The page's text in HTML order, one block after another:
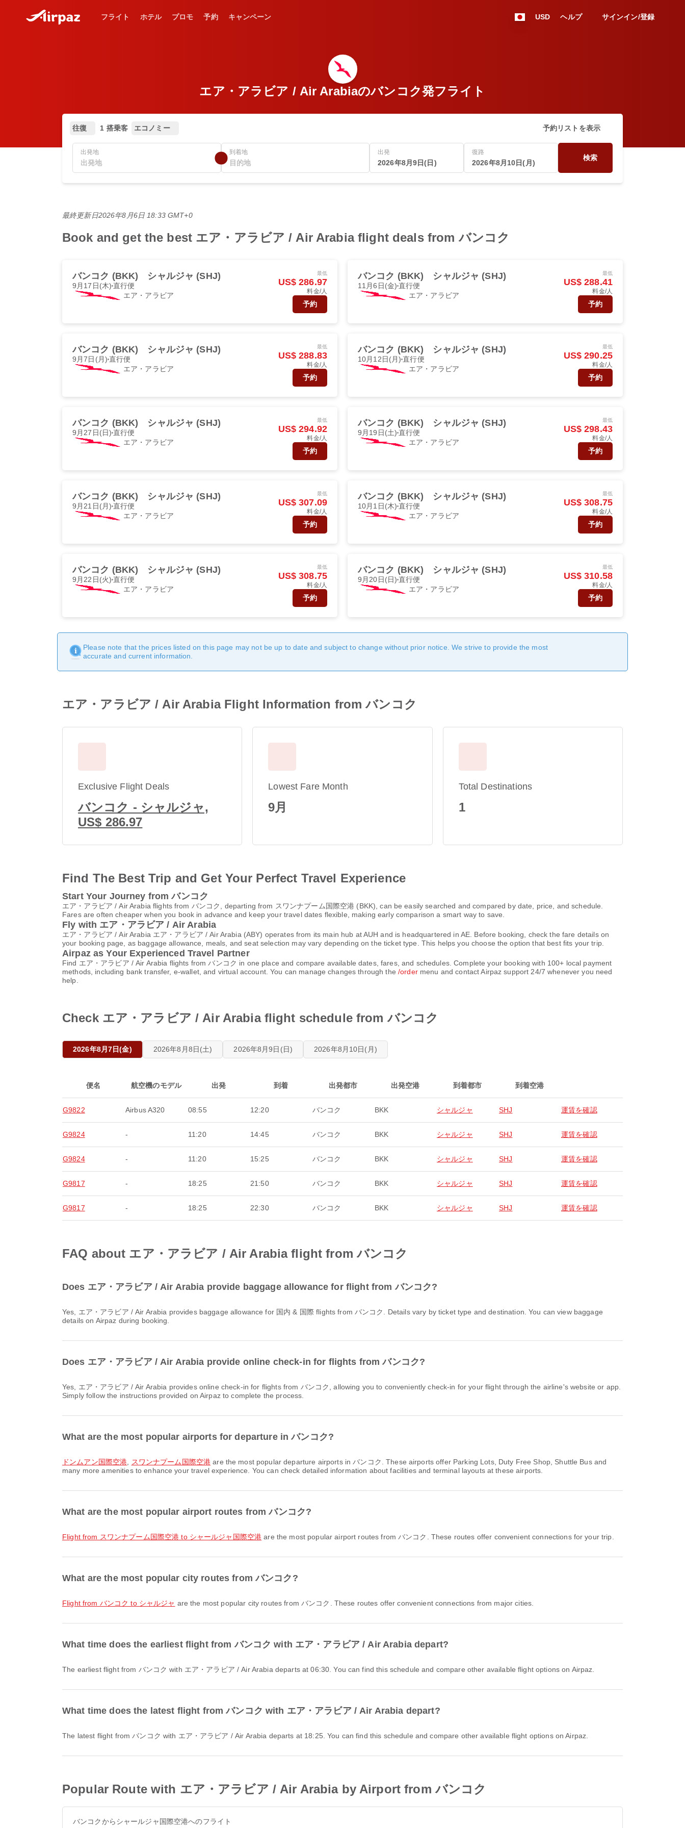
フライト ホテル プロモ 予約 キャンペーン USD ヘルプ サインイン/登録
エア・アラビア / Air Arabiaのバンコク発フライト
往復 1 搭乗客 エコノミー 予約リストを表示
出発地 到着地 出発
2026年8月9日(日)
復路
2026年8月10日(月)
検索
最終更新日2026年8月6日 18:33 GMT+0
Book and get the best エア・アラビア / Air Arabia flight deals from バンコク
バンコク (BKK) シャルジャ (SHJ)
9月17日(木)直行便
エア・アラビア
最低
US$ 286.97
料金/人
予約
バンコク (BKK) シャルジャ (SHJ)
11月6日(金)直行便
エア・アラビア
最低
US$ 288.41
料金/人
予約
バンコク (BKK) シャルジャ (SHJ)
9月7日(月) 直行便
エア・アラビア
最低
US$ 288.83
料金/人
予約
バンコク (BKK) シャルジャ (SHJ)
10月12日(月)直行便
エア・アラビア
最低
US$ 290.25
料金/人
予約
バンコク (BKK) シャルジャ (SHJ)
9月27日(日)直行便
エア・アラビア
最低
US$ 294.92
料金/人
予約
バンコク (BKK) シャルジャ (SHJ)
9月19日(土)直行便
エア・アラビア
最低
US$ 298.43
料金/人
予約
バンコク (BKK) シャルジャ (SHJ)
9月21日(月)直行便
エア・アラビア
最低
US$ 307.09
料金/人
予約
バンコク (BKK) シャルジャ (SHJ)
10月1日(木)直行便
エア・アラビア
最低
US$ 308.75
料金/人
予約
バンコク (BKK) シャルジャ (SHJ)
9月22日(火)直行便
エア・アラビア
最低
US$ 308.75
料金/人
予約
バンコク (BKK) シャルジャ (SHJ)
9月20日(日)直行便
エア・アラビア
最低
US$ 310.58
料金/人
予約
Please note that the prices listed on this page may not be up to date and subject to change without prior notice. We strive to provide the most
accurate and current information.
エア・アラビア / Air Arabia Flight Information from バンコク
Exclusive Flight Deals
バンコク - シャルジャ,
US$ 286.97
Lowest Fare Month
9月
Total Destinations
1
Find The Best Trip and Get Your Perfect Travel Experience
Start Your Journey from バンコク
エア・アラビア / Air Arabia flights from バンコク, departing from スワンナプーム国際空港 (BKK), can be easily searched and compared by date, price, and schedule.
Fares are often cheaper when you book in advance and keep your travel dates flexible, making early comparison a smart way to save.
Fly with エア・アラビア / Air Arabia
エア・アラビア / Air Arabia エア・アラビア / Air Arabia (ABY) operates from its main hub at AUH and is headquartered in AE. Before booking, check the fare details on
your booking page, as baggage allowance, meals, and seat selection may vary depending on the ticket type. This helps you choose the option that best fits your trip.
Airpaz as Your Experienced Travel Partner
Find エア・アラビア / Air Arabia flights from バンコク in one place and compare available dates, fares, and schedules. Complete your booking with 100+ local payment
methods, including bank transfer, e-wallet, and virtual account. You can manage changes through the/ordermenu and contact Airpaz support 24/7 whenever you need
help.
Check エア・アラビア / Air Arabia flight schedule from バンコク
2026年8月7日(金) 2026年8月8日(土) 2026年8月9日(日) 2026年8月10日(月)
便名 航空機のモデル 出発 到着 出発都市 出発空港 到着都市 到着空港
G9822 Airbus A320 08:55 12:20 バンコク BKK シャルジャ SHJ 運賃を確認
G9824 - 11:20 14:45 バンコク BKK シャルジャ SHJ 運賃を確認
G9824 - 11:20 15:25 バンコク BKK シャルジャ SHJ 運賃を確認
G9817 - 18:25 21:50 バンコク BKK シャルジャ SHJ 運賃を確認
G9817 - 18:25 22:30 バンコク BKK シャルジャ SHJ 運賃を確認
FAQ about エア・アラビア / Air Arabia flight from バンコク
Does エア・アラビア / Air Arabia provide baggage allowance for flight from バンコク?
Yes, エア・アラビア / Air Arabia provides baggage allowance for 国内 & 国際 flights from バンコク. Details vary by ticket type and destination. You can view baggage
details on Airpaz during booking.
Does エア・アラビア / Air Arabia provide online check-in for flights from バンコク?
Yes, エア・アラビア / Air Arabia provides online check-in for flights from バンコク, allowing you to conveniently check-in for your flight through the airline's website or app.
Simply follow the instructions provided on Airpaz to complete the process.
What are the most popular airports for departure in バンコク?
ドンムアン国際空港 スワンナプーム国際空港 are the most popular departure airports in バンコク. These airports offer Parking Lots, Duty Free Shop, Shuttle Bus and
many more amenities to enhance your travel experience. You can check detailed information about facilities and terminal layouts at these airports.
What are the most popular airport routes from バンコク?
flight from スワンナプーム国際空港 to シャールジャ国際空港 are the most popular airport routes from バンコク. These routes offer convenient connections for your trip.
What are the most popular city routes from バンコク?
flight from バンコク to シャルジャ are the most popular city routes from バンコク. These routes offer convenient connections from major cities.
What time does the earliest flight from バンコク with エア・アラビア / Air Arabia depart?
The earliest flight from バンコク with エア・アラビア / Air Arabia departs at 06:30. You can find this schedule and compare other available flight options on Airpaz.
What time does the latest flight from バンコク with エア・アラビア / Air Arabia depart?
The latest flight from バンコク with エア・アラビア / Air Arabia departs at 18:25. You can find this schedule and compare other available flight options on Airpaz.
Popular Route with エア・アラビア / Air Arabia by Airport from バンコク
バンコクからシャールジャ国際空港へのフライト